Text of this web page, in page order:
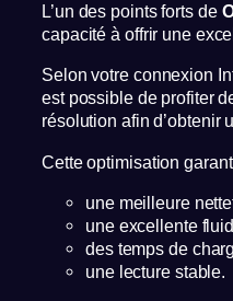
L’un des points forts de
capacité à offrir une
Selon votre connexion
est possible de profiter
résolution afin d’obtenir
Cette optimisation
une meilleure
une excellente
des temps de
une lecture stable.